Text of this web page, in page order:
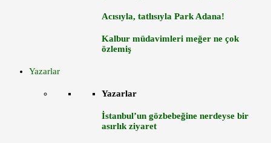
Acısıyla, tatlısıyla Park Adana!
Kalbur müdavimleri meğer ne çok
özlemiş
Yazarlar
Yazarlar
İstanbul’un gözbebeğine nerdeyse bir
asırlık ziyaret